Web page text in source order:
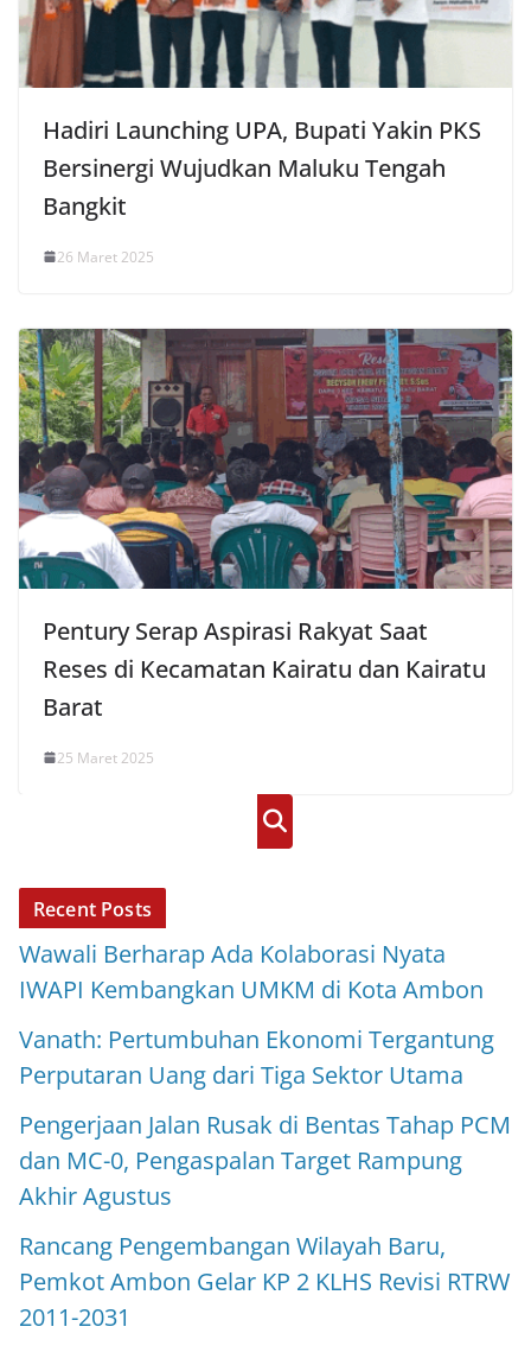
Hadiri Launching UPA, Bupati Yakin PKS
Bersinergi Wujudkan Maluku Tengah
Bangkit
26 Maret 2025
Pentury Serap Aspirasi Rakyat Saat
Reses di Kecamatan Kairatu dan Kairatu
Barat
25 Maret 2025
Cari
Recent Posts
Wawali Berharap Ada Kolaborasi Nyata
IWAPI Kembangkan UMKM di Kota Ambon
Vanath: Pertumbuhan Ekonomi Tergantung
Perputaran Uang dari Tiga Sektor Utama
Pengerjaan Jalan Rusak di Bentas Tahap PCM
dan MC-0, Pengaspalan Target Rampung
Akhir Agustus
Rancang Pengembangan Wilayah Baru,
Pemkot Ambon Gelar KP 2 KLHS Revisi RTRW
2011-2031